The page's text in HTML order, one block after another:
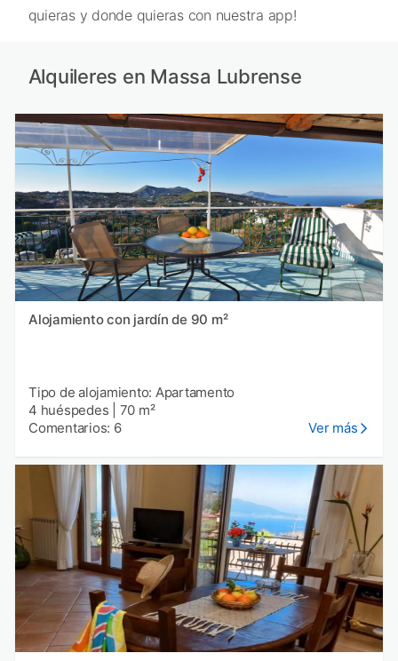
quieras y donde quieras con nuestra app!
Alquileres en Massa Lubrense
Alojamiento con jardín de 90 m²
Tipo de alojamiento: Apartamento
4 huéspedes
70 m²
Comentarios: 6
Ver más